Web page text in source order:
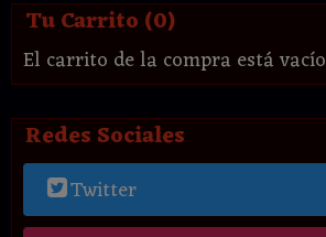
Tu Carrito (0)
El carrito de la compra está vacío
Redes Sociales
Twitter